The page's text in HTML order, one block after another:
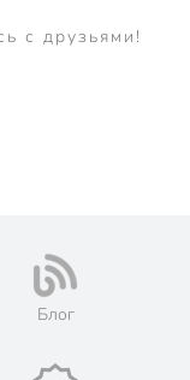
с друзьями!
Блог